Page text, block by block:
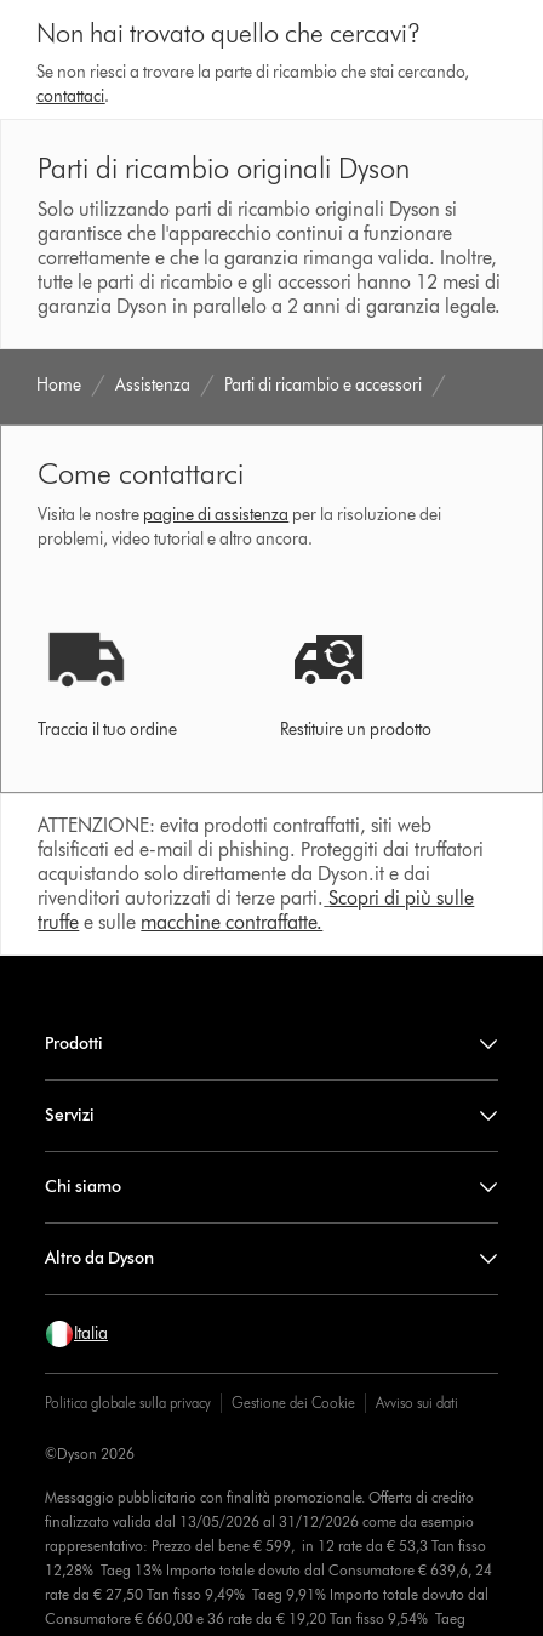
Non hai trovato quello che cercavi?
Se non riesci a trovare la parte di ricambio che stai cercando,
contattaci.
Parti di ricambio originali Dyson
Solo utilizzando parti di ricambio originali Dyson si
garantisce che l'apparecchio continui a funzionare
correttamente e che la garanzia rimanga valida. Inoltre,
tutte le parti di ricambio e gli accessori hanno 12 mesi di
garanzia Dyson in parallelo a 2 anni di garanzia legale.
Home Assistenza Parti di ricambio e accessori
Come contattarci
Visita le nostre pagine di assistenza per la risoluzione dei
problemi, video tutorial e altro ancora.
Traccia il tuo ordine Restituire un prodotto
ATTENZIONE: evita prodotti contraffatti, siti web
falsificati ed e-mail di phishing. Proteggiti dai truffatori
acquistando solo direttamente da Dyson.it e dai
rivenditori autorizzati di terze parti. Scopri di più sulle
truffe e sulle macchine contraffatte.
Prodotti
Servizi
Chi siamo
Altro da Dyson
Italia
Politica globale sulla privacy Gestione dei Cookie Avviso sui dati
Messaggio pubblicitario con finalità promozionale. Offerta di credito
finalizzato valida dal 13/05/2026 al 31/12/2026 come da esempio
rappresentativo: Prezzo del bene € 599, in 12 rate da € 53,3 Tan fisso
12,28% Taeg 13% Importo totale dovuto dal Consumatore € 639,6, 24
rate da € 27,50 Tan fisso 9,49% Taeg 9,91% Importo totale dovuto dal
Consumatore € 660,00 e 36 rate da € 19,20 Tan fisso 9,54% Taeg
©Dyson 2026